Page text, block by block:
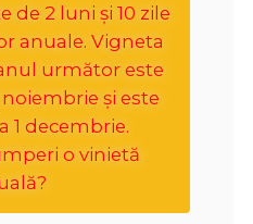
de 2 luni și 10 zile
anuale. Vigneta
următor este
și este
1 decembrie.
o vinietă